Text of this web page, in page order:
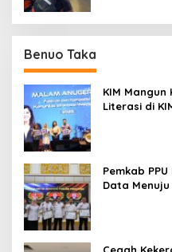
Benuo Taka
KIM Mangun
Literasi di
Pemkab
Data